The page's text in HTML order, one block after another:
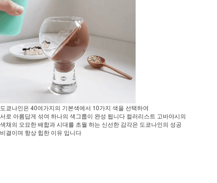
도쿄나인은 40여가지의 기본색에서 10가지 색을 선택하여
서로 아름답게 섞여 하나의 색그룹이 완성 됩니다 컬러리스트 고바야시의
색채의 오묘한 배합과 시대를 초월 하는 신선한 감각은 도쿄나인의 성공
비결이며 항상 힙한 이유 입니다